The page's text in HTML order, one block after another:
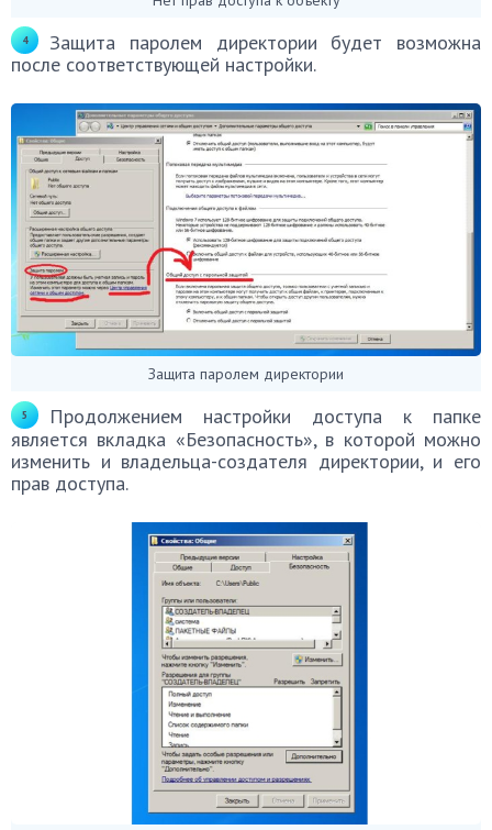
Защита паролем директории будет возможна
после соответствующей настройки.
Защита паролем директории
Продолжением настройки доступа к папке
является вкладка «Безопасность», в которой можно
изменить и владельца-создателя директории, и его
прав доступа.